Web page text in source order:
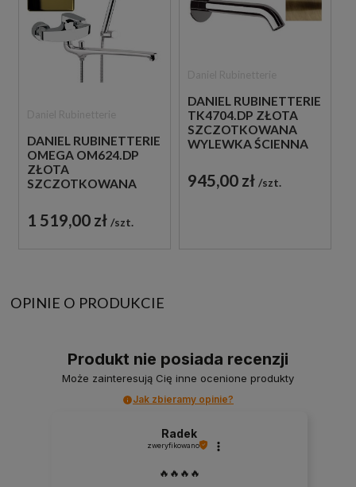
DANIEL RUBINETTERIE
OMEGA OM624.DP
ZŁOTA
SZCZOTKOWANA
ŚCIENNA Z WYLEWKĄ
1 519,00 zł szt.
DANIEL RUBINETTERIE
TK4704.DP ZŁOTA
SZCZOTKOWANA
WYLEWKA ŚCIENNA
945,00 zł szt.
OPINIE O PRODUKCIE
Produkt nie posiada recenzji
Może zainteresują Cię inne ocenione produkty
Jak zbieramy opinie?
Radek
zweryfikowano
🔥🔥🔥🔥